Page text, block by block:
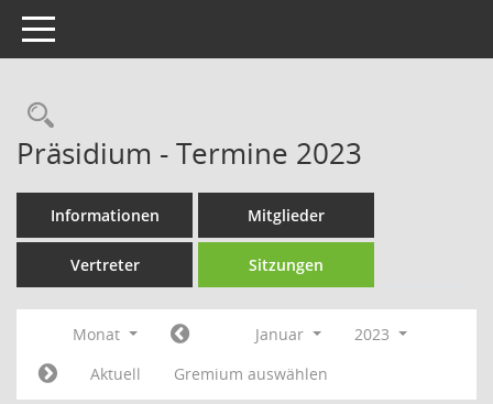
Toggle navigation
Rechercheauswahl
Präsidium - Termine 2023
Informationen Mitglieder
Vertreter Sitzungen
Monat Januar
2023
Aktuell
Gremium auswählen